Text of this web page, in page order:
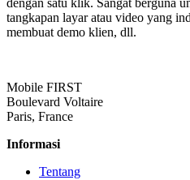
dengan satu klik. Sangat berguna
tangkapan layar atau video yang
membuat demo klien, dll.
Mobile FIRST
Boulevard Voltaire
Paris, France
Informasi
Tentang